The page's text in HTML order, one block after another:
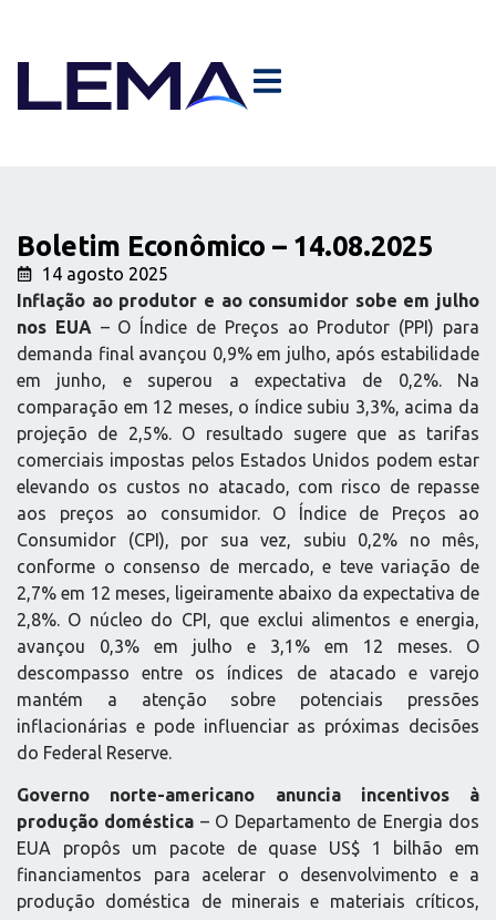
Boletim Econômico – 14.08.2025
14 agosto 2025
Inflação ao produtor e ao consumidor sobe em julho
nos EUA – O Índice de Preços ao Produtor (PPI) para
demanda final avançou 0,9% em julho, após estabilidade
em junho, e superou a expectativa de 0,2%. Na
comparação em 12 meses, o índice subiu 3,3%, acima da
projeção de 2,5%. O resultado sugere que as tarifas
comerciais impostas pelos Estados Unidos podem estar
elevando os custos no atacado, com risco de repasse
aos preços ao consumidor. O Índice de Preços ao
Consumidor (CPI), por sua vez, subiu 0,2% no mês,
conforme o consenso de mercado, e teve variação de
2,7% em 12 meses, ligeiramente abaixo da expectativa de
2,8%. O núcleo do CPI, que exclui alimentos e energia,
avançou 0,3% em julho e 3,1% em 12 meses. O
descompasso entre os índices de atacado e varejo
mantém a atenção sobre potenciais pressões
inflacionárias e pode influenciar as próximas decisões
do Federal Reserve.
Governo norte-americano anuncia incentivos à
produção doméstica – O Departamento de Energia dos
EUA propôs um pacote de quase US$ 1 bilhão em
financiamentos para acelerar o desenvolvimento e a
produção doméstica de minerais e materiais críticos,